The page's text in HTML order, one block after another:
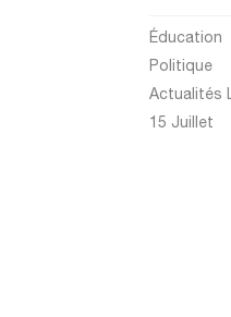
Trabzon
Uşak
Éducation
Politique
Actualités
15 Juillet